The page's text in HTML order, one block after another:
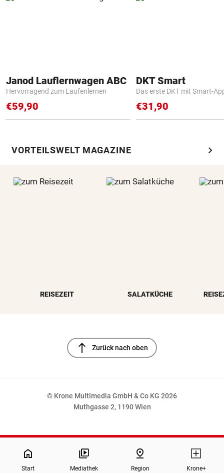
Janod Lauflernwagen ABC
Hervorragend zum Laufenlernen
€59,90
DKT Smart
Das erste DKT mit Smart-
€31,90
VORTEILSWELT MAGAZINE chevron_right
REISEZEIT SALATKÜCHE
north Zurück nach oben
© Krone Multimedia GmbH & Co KG 2026
Muthgasse 2, 1190 Wien
home
Start Mediathek
pin_drop
Region Krone+
NaN%